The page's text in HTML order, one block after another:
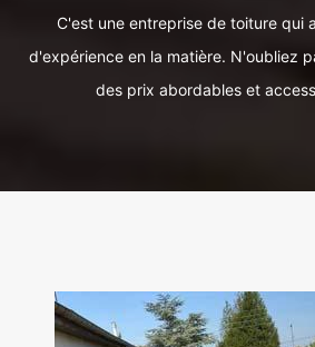
C'est une entreprise de toiture qui
d'expérience en la matière. N'oubliez
des prix abordables et